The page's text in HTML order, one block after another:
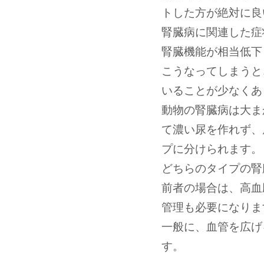
トした方が絶対に
腎臓病に関連した
腎臓機能が相当低
こうなってしまう
いることが少なく
動物の腎臓病は大
て濃い尿を作れず
プに分けられます。
どちらのタイプの
前者の場合は、高
管理も必要になり
一般に、血管を広
す。